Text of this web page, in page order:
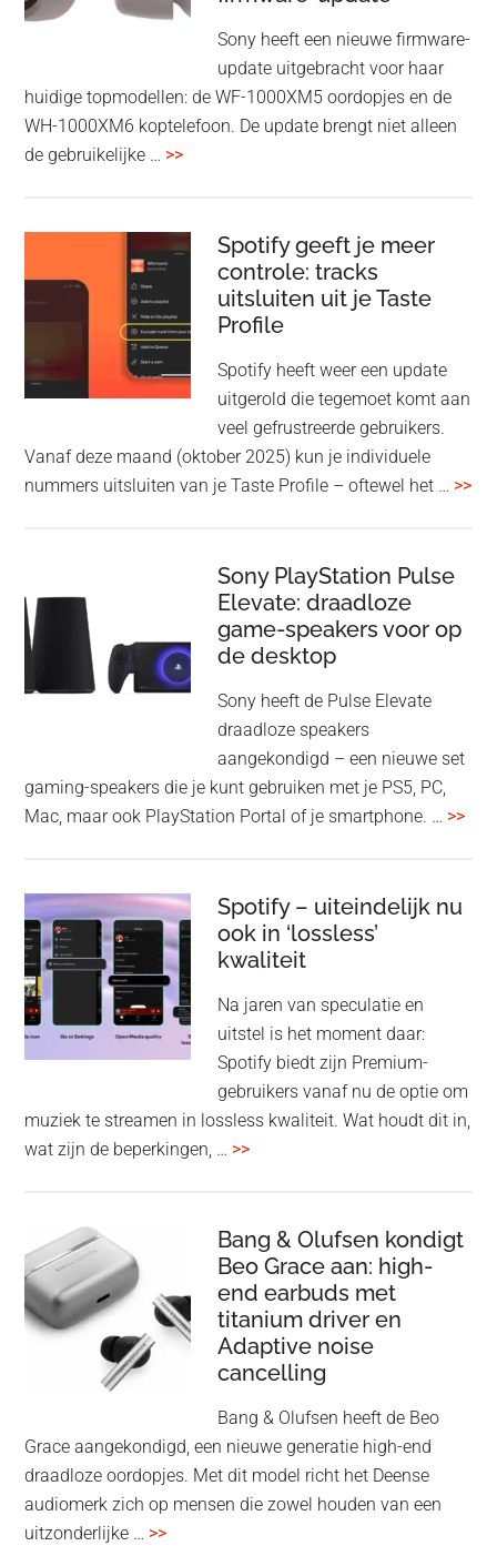
Wi-
Sony heeft een nieuwe firmware-
update uitgebracht voor haar
huidige topmodellen: de WF-1000XM5 oordopjes en de
WH-1000XM6 koptelefoon. De update brengt niet alleen
de gebruikelijke … >>overSony
sharing
WF-
en
1000XM6
nieuwe
Spotify geeft je meer
controle: tracks
uitsluiten uit je Taste
Profile
Spotify heeft weer een update
uitgerold die tegemoet komt aan
veel gefrustreerde gebruikers.
Vanaf deze maand (oktober 2025) kun je individuele
nummers uitsluiten van je Taste Profile – oftewel het … >>
Sony PlayStation Pulse
Elevate: draadloze
game-speakers voor op
de desktop
Sony heeft de Pulse Elevate
draadloze speakers
aangekondigd – een nieuwe set
gaming-speakers die je kunt gebruiken met je PS5, PC,
Mac, maar ook PlayStation Portal of je smartphone. … >>
Spotify – uiteindelijk nu
ook in ‘lossless’
kwaliteit
Na jaren van speculatie en
uitstel is het moment daar:
Spotify biedt zijn Premium-
gebruikers vanaf nu de optie om
muziek te streamen in lossless kwaliteit. Wat houdt dit in,
wat zijn de beperkingen, … >>overSpotify
nu
ook
in
‘lossless’
kwaliteit
Bang & Olufsen kondigt
Beo Grace aan: high-
end earbuds met
titanium driver en
Adaptive noise
cancelling
Bang & Olufsen heeft de Beo
Grace aangekondigd, een nieuwe generatie high-end
draadloze oordopjes. Met dit model richt het Deense
audiomerk zich op mensen die zowel houden van een
uitzonderlijke … >>overBang